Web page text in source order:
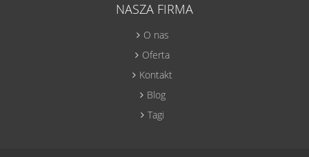
NASZA FIRMA
O nas
Oferta
Kontakt
Blog
Tagi